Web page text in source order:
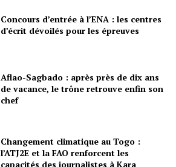
Concours d’entrée à l’ENA : les centres
d’écrit dévoilés pour les épreuves
Aflao-Sagbado : après près de dix ans
de vacance, le trône retrouve enfin son
chef
Changement climatique au Togo :
l’ATJ2E et la FAO renforcent les
capacités des journalistes à Kara